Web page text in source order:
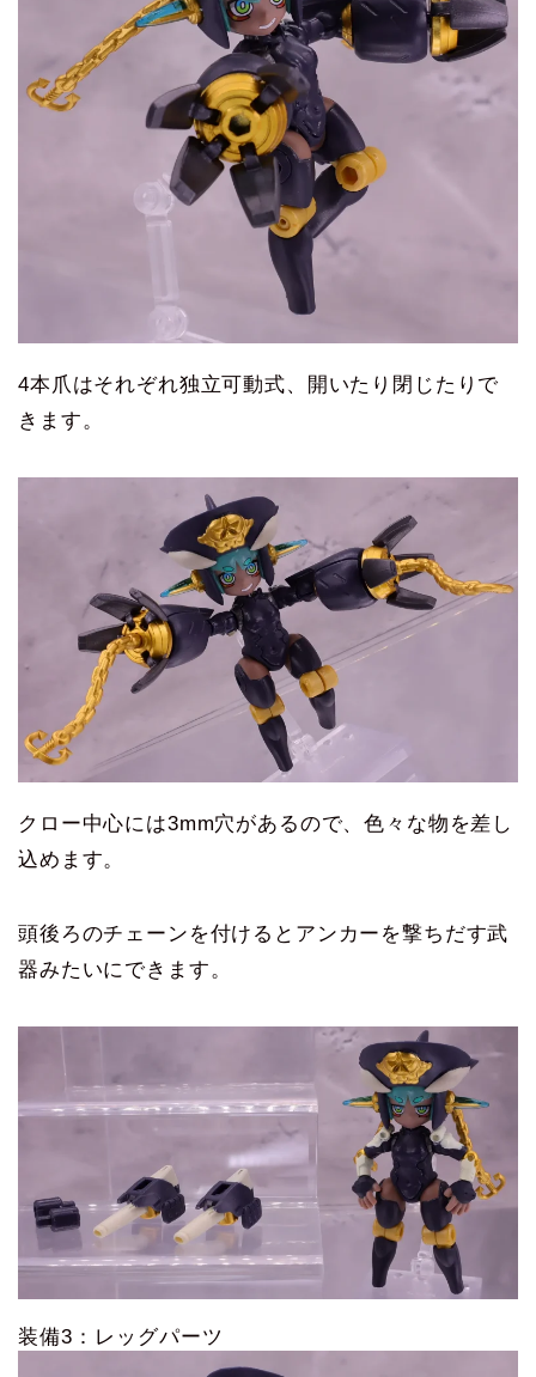
4本爪はそれぞれ独立可動式、開いたり閉じたりで
きます。
クロー中心には3mm穴があるので、色々な物を差し
込めます。
頭後ろのチェーンを付けるとアンカーを撃ちだす武
器みたいにできます。
装備3：レッグパーツ